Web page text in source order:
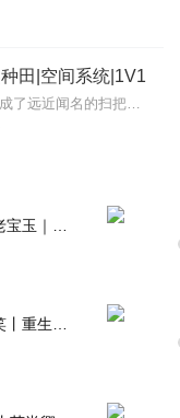
的眼光，选择的故事
家人的友爱互助
点突出，比喻贴切。
非常好。
田|空间系统|1V1
【内容简介】一朝穿越，夏晚月成了远近闻名的扫把星！她跟爹娘弟妹被偏心的奶奶扫地出门，全家人都只能住破旧的茅草屋，还以为熬不过这个冬天，肯定会被冻死在外面！可是…...